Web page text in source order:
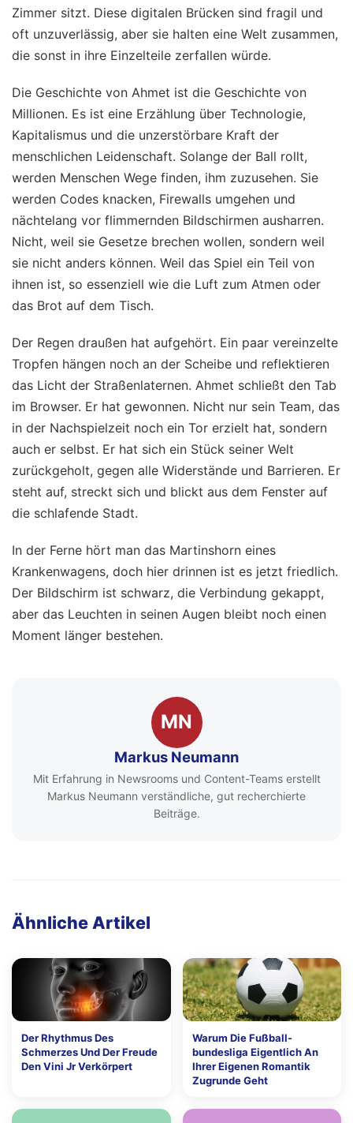
Zimmer sitzt. Diese digitalen Brücken sind fragil und
oft unzuverlässig, aber sie halten eine Welt zusammen,
die sonst in ihre Einzelteile zerfallen würde.
Die Geschichte von Ahmet ist die Geschichte von
Millionen. Es ist eine Erzählung über Technologie,
Kapitalismus und die unzerstörbare Kraft der
menschlichen Leidenschaft. Solange der Ball rollt,
werden Menschen Wege finden, ihm zuzusehen. Sie
werden Codes knacken, Firewalls umgehen und
nächtelang vor flimmernden Bildschirmen ausharren.
Nicht, weil sie Gesetze brechen wollen, sondern weil
sie nicht anders können. Weil das Spiel ein Teil von
ihnen ist, so essenziell wie die Luft zum Atmen oder
das Brot auf dem Tisch.
Der Regen draußen hat aufgehört. Ein paar vereinzelte
Tropfen hängen noch an der Scheibe und reflektieren
das Licht der Straßenlaternen. Ahmet schließt den Tab
im Browser. Er hat gewonnen. Nicht nur sein Team, das
in der Nachspielzeit noch ein Tor erzielt hat, sondern
auch er selbst. Er hat sich ein Stück seiner Welt
zurückgeholt, gegen alle Widerstände und Barrieren. Er
steht auf, streckt sich und blickt aus dem Fenster auf
die schlafende Stadt.
In der Ferne hört man das Martinshorn eines
Krankenwagens, doch hier drinnen ist es jetzt friedlich.
Der Bildschirm ist schwarz, die Verbindung gekappt,
aber das Leuchten in seinen Augen bleibt noch einen
Moment länger bestehen.
MN
Markus Neumann
Mit Erfahrung in Newsrooms und Content-Teams erstellt
Markus Neumann verständliche, gut recherchierte
Beiträge.
Ähnliche Artikel
Der Rhythmus Des
Schmerzes Und Der Freude
Den Vini Jr Verkörpert
Warum Die Fußball-
bundesliga Eigentlich An
Ihrer Eigenen Romantik
Zugrunde Geht